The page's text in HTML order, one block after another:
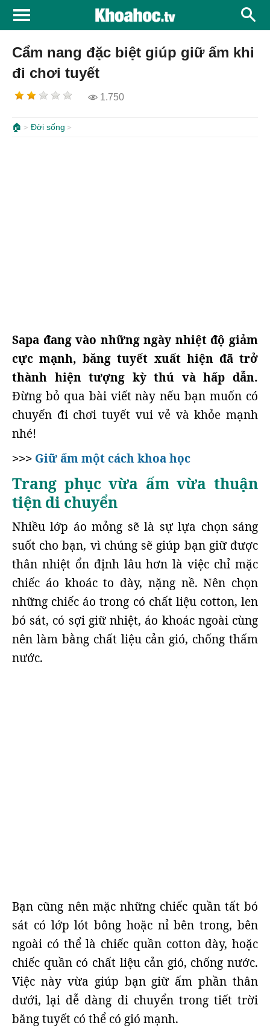
Cẩm nang đặc biệt giúp giữ ấm khi
đi chơi tuyết
1.750
🏠 Đời sống
Sapa đang vào những ngày nhiệt độ giảm
cực mạnh, băng tuyết xuất hiện đã trở
thành hiện tượng kỳ thú và hấp dẫn.
Đừng bỏ qua bài viết này nếu bạn muốn có
chuyến đi chơi tuyết vui vẻ và khỏe mạnh
nhé!
>>> Giữ ấm một cách khoa học
Trang phục vừa ấm vừa thuận
tiện di chuyển
Nhiều lớp áo mỏng sẽ là sự lựa chọn sáng
suốt cho bạn, vì chúng sẽ giúp bạn giữ được
thân nhiệt ổn định lâu hơn là việc chỉ mặc
chiếc áo khoác to dày, nặng nề. Nên chọn
những chiếc áo trong có chất liệu cotton, len
bó sát, có sợi giữ nhiệt, áo khoác ngoài cùng
nên làm bằng chất liệu cản gió, chống thấm
nước.
Bạn cũng nên mặc những chiếc quần tất bó
sát có lớp lót bông hoặc nỉ bên trong, bên
ngoài có thể là chiếc quần cotton dày, hoặc
chiếc quần có chất liệu cản gió, chống nước.
Việc này vừa giúp bạn giữ ấm phần thân
dưới, lại dễ dàng di chuyển trong tiết trời
băng tuyết có thể có gió mạnh.